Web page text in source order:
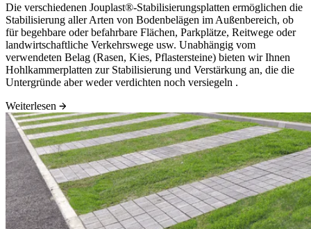
Die verschiedenen Jouplast®-Stabilisierungsplatten ermöglichen die
Stabilisierung aller Arten von Bodenbelägen im Außenbereich, ob
für begehbare oder befahrbare Flächen, Parkplätze, Reitwege oder
landwirtschaftliche Verkehrswege usw. Unabhängig vom
verwendeten Belag (Rasen, Kies, Pflastersteine) bieten wir Ihnen
Hohlkammerplatten zur Stabilisierung und Verstärkung an, die die
Untergründe aber weder verdichten noch versiegeln .
Weiterlesen